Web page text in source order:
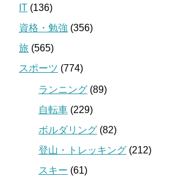
IT (136)
資格・勉強 (356)
旅 (565)
スポーツ (774)
ランニング (89)
自転車 (229)
ボルダリング (82)
登山・トレッキング (212)
スキー (61)